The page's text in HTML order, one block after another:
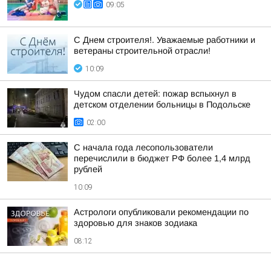
09:05
С Днем строителя!. Уважаемые работники и
ветераны строительной отрасли!
10:09
Чудом спасли детей: пожар вспыхнул в
детском отделении больницы в Подольске
02:00
С начала года лесопользователи
перечислили в бюджет РФ более 1,4 млрд
рублей
10:09
Астрологи опубликовали рекомендации по
здоровью для знаков зодиака
08:12